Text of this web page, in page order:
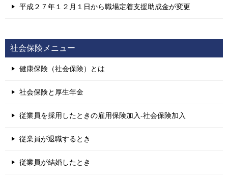
平成２７年１２月１日から職場定着支援助成金が変更
社会保険メニュー
健康保険（社会保険）とは
社会保険と厚生年金
従業員を採用したときの雇用保険加入-社会保険加入
従業員が退職するとき
従業員が結婚したとき